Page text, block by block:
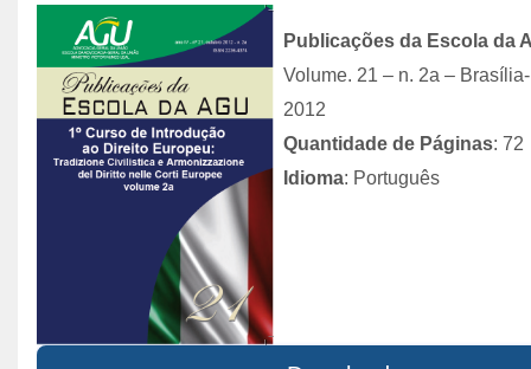
Publicações da Escola da
Volume. 21 – n. 2a –
2012
Quantidade de Páginas: 72
Idioma: Português